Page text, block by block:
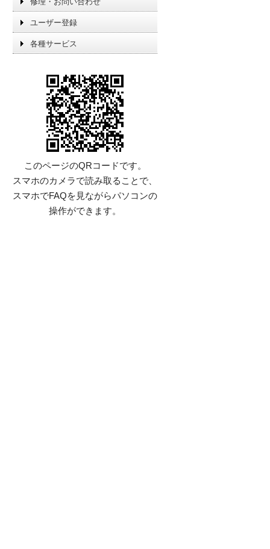
ユーザー登録
各種サービス
このページのQRコードです。
スマホのカメラで読み取ることで、
スマホでFAQを見ながらパソコンの
操作ができます。